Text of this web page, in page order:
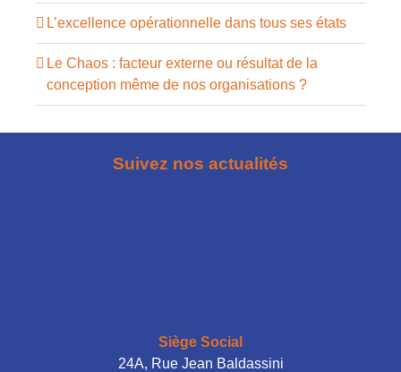
L’excellence opérationnelle dans tous ses états
Le Chaos : facteur externe ou résultat de la
conception même de nos organisations ?
Suivez nos actualités
Siège Social
24A, Rue Jean Baldassini